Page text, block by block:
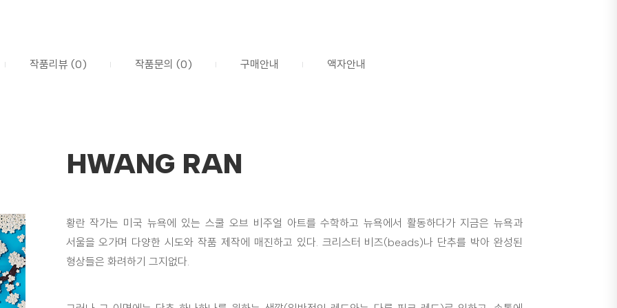
작품리뷰 (0) 작품문의 (0) 구매안내 액자안내
HWANG RAN
황란 작가는 미국 뉴욕에 있는 스쿨 오브 비주얼 아트를 수학하고 뉴욕에서 활동하다가 지금은 뉴욕과
서울을 오가며 다양한 시도와 작품 제작에 매진하고 있다. 크리스터 비즈(beads)나 단추를 박아 완성된
형상들은 화려하기 그지없다.